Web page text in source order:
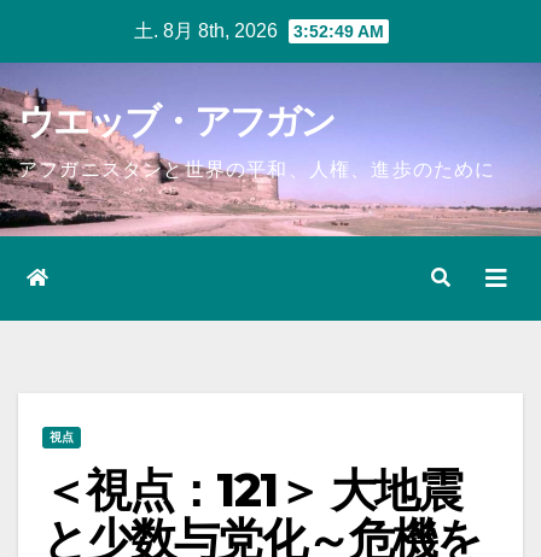
content
土. 8月 8th, 2026 3:52:49 AM
ウエッブ・アフガン
アフガニスタンと世界の平和、人権、進歩のために
視点
＜視点：121＞ 大地震
と少数与党化～危機を